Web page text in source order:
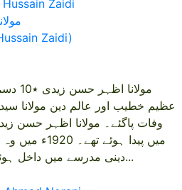
Zaidi)
عظیم خطیب اور عالم دین مولانا
میں پیدا ہوئے
دینی مدرسے میں داخل ہوئے جہاں انہوں نے سید الفقہا...